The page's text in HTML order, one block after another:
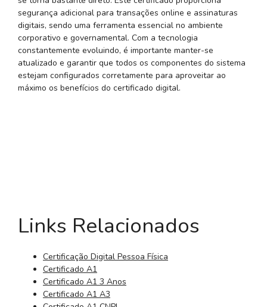
segurança adicional para transações online e assinaturas
digitais, sendo uma ferramenta essencial no ambiente
corporativo e governamental. Com a tecnologia
constantemente evoluindo, é importante manter-se
atualizado e garantir que todos os componentes do sistema
estejam configurados corretamente para aproveitar ao
máximo os benefícios do certificado digital.
Links Relacionados
Certificação Digital Pessoa Física
Certificado A1
Certificado A1 3 Anos
Certificado A1 A3